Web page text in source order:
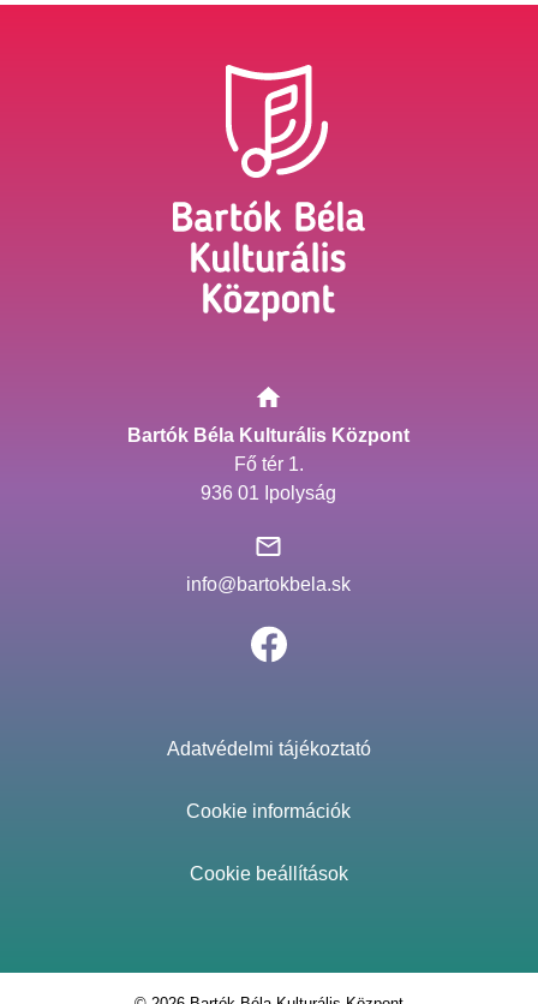
Bartók Béla Kulturális Központ
Fő tér 1.
936 01 Ipolyság
info@bartokbela.sk
Adatvédelmi tájékoztató
Cookie információk
Cookie beállítások